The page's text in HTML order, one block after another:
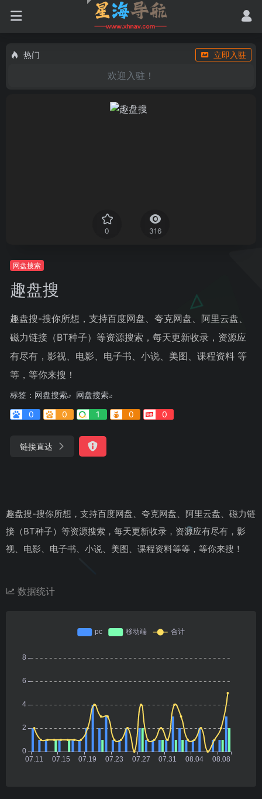
热门 立即入驻
欢迎入驻！
0 316
网盘搜索
趣盘搜
趣盘搜-搜你所想，支持百度网盘、夸克网盘、阿里云盘、
磁力链接（BT种子）等资源搜索，每天更新收录，资源应
有尽有，影视、电影、电子书、小说、美图、课程资料 等
等，等你来搜！
标签： 网盘搜索
网盘搜索
0
0 1 0 0
链接直达
趣盘搜-搜你所想，支持百度网盘、夸克网盘、阿里云盘、磁力链
接（BT种子）等资源搜索，每天更新收录，资源应有尽有，影
视、电影、电子书、小说、美图、课程资料等等，等你来搜！
数据统计